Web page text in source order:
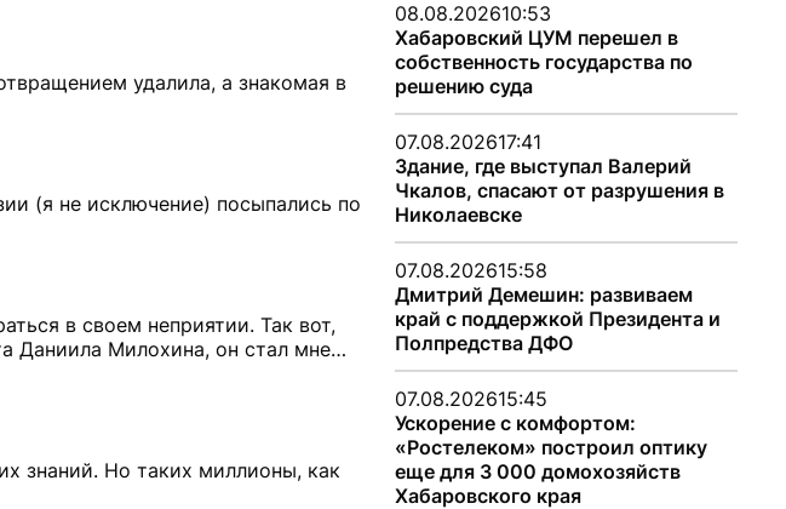
удалила, а знакомая в
(я не исключение) посыпались по
в своем неприятии. Так вот,
Даниила Милохина, он стал мне…
знаний. Но таких миллионы, как
08.08.202610:53
Хабаровский ЦУМ перешел в
собственность государства по
решению суда
07.08.202617:41
Здание, где выступал Валерий
Чкалов, спасают от разрушения в
Николаевске
07.08.202615:58
Дмитрий Демешин: развиваем
край с поддержкой Президента и
Полпредства ДФО
07.08.202615:45
Ускорение с комфортом:
«Ростелеком» построил оптику
еще для 3 000 домохозяйств
Хабаровского края